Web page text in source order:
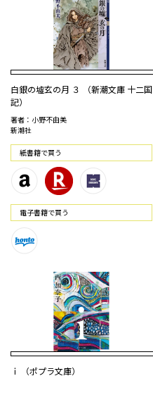
白銀の墟玄の月 ３ （新潮文庫 十二国
記）
著者：小野不由美
新潮社
紙書籍で買う
電⼦書籍で買う
ｉ （ポプラ文庫）